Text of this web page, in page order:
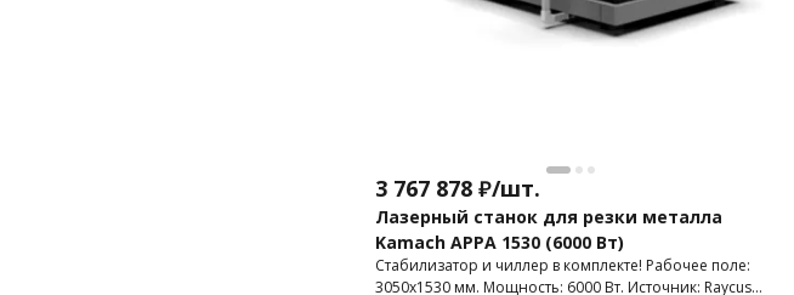
3 767 878 ₽/шт.
Лазерный станок для резки металла
Kamach APPA 1530 (6000 Вт)
Стабилизатор и чиллер в комплекте! Рабочее поле:
3050х1530 мм. Мощность: 6000 Вт. Источник: Raycus.